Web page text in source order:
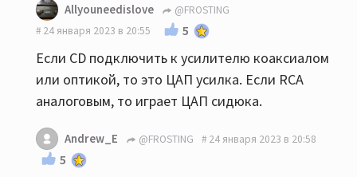
Allyouneedislove
@FROSTING
24 января 2023 в 20:55
5
Если CD подключить к усилителю коаксиалом
или оптикой, то это ЦАП усилка. Если RCA
аналоговым, то играет ЦАП сидюка.
Andrew_E @FROSTING 24 января 2023 в 20:58
5